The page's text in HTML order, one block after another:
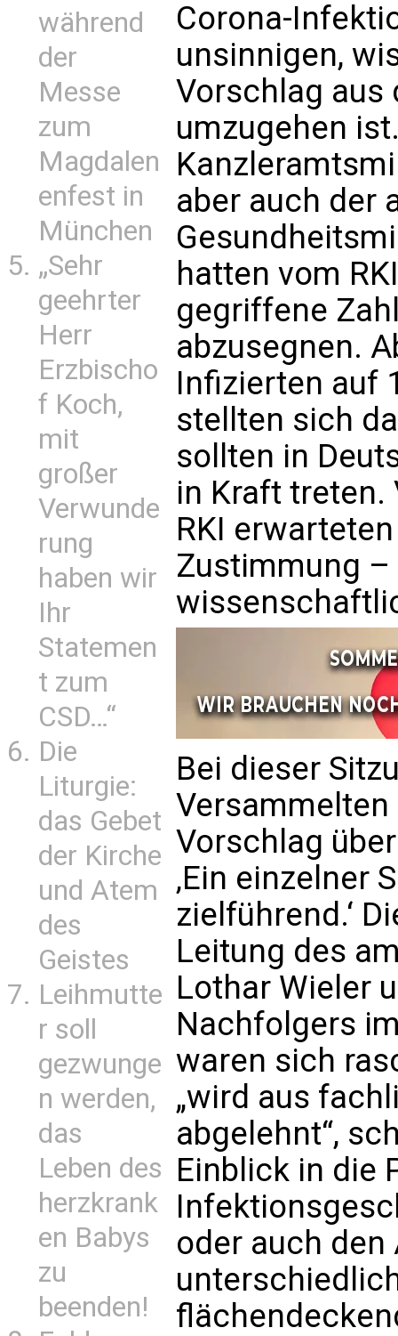
während
der
Messe
zum
Magdalen
enfest in
München
„Sehr
geehrter
Herr
Erzbischo
f Koch,
mit
großer
Verwunde
rung
haben wir
Ihr
Statemen
t zum
CSD…“
Die
Liturgie:
das Gebet
der Kirche
und Atem
des
Geistes
Leihmutte
r soll
gezwunge
n werden,
das
Leben des
herzkrank
en Babys
zu
beenden!
Corona-
unsinnigen,
Vorschlag aus
umzugehen
aber auch der
hatten vom
gegriffene
abzusegnen.
Infizierten auf
stellten sich
sollten in
in Kraft treten.
RKI
Zustimmung –
Bei dieser
Vorschlag
‚Ein einzelner
zielführend.‘
Leitung des
Lothar Wieler
Nachfolgers
waren sich
„wird aus
abgelehnt“,
Einblick in die
oder auch den